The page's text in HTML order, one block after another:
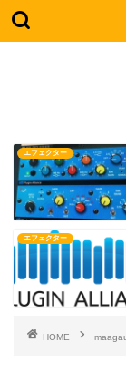
エフェクター
エフェクター
HOME